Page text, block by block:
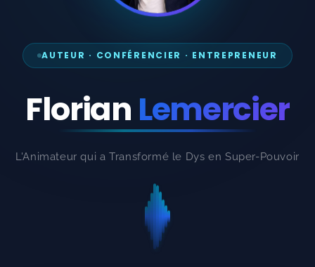
AUTEUR · CONFÉRENCIER · ENTREPRENEUR
Florian Lemercier
L'Animateur qui a Transformé le Dys en Super-Pouvoir
F LEMERCIER PRODUCTIONS
💼 Autres services F LEMERCIER PRODUCTIONS
🎨Studio Graphique